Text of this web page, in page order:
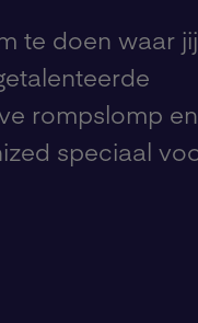
te doen waar jij
rompslomp en
speciaal